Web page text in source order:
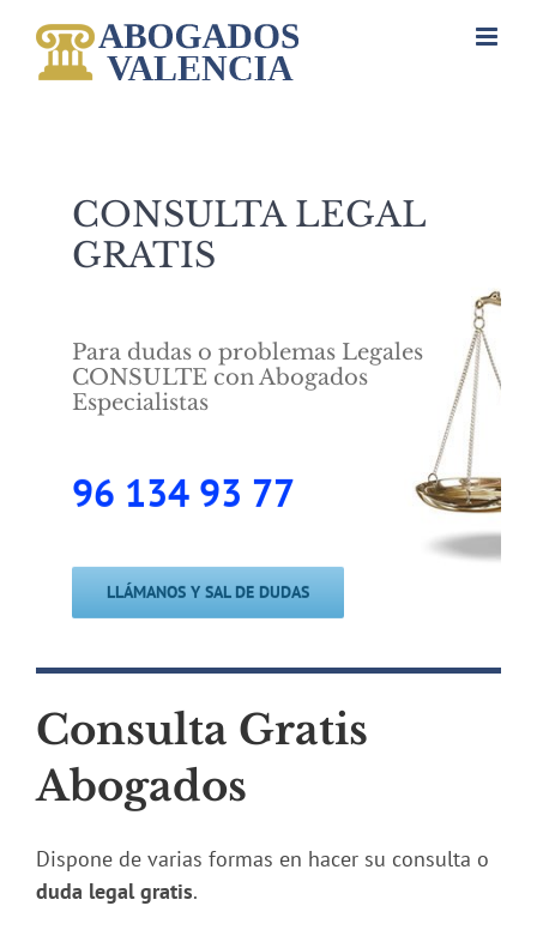
contenido
CONSULTA LEGAL
GRATIS
Para dudas o problemas Legales
CONSULTE con Abogados
Especialistas
96 134 93 77
LLÁMANOS Y SAL DE DUDAS
Consulta Gratis
Abogados
Dispone de varias formas en hacer su consulta o
duda legal gratis.